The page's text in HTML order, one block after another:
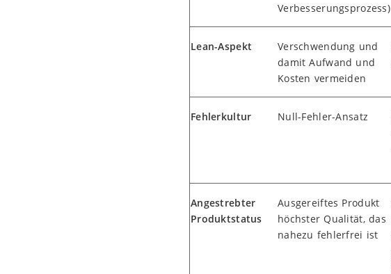
Verbesserungsprozess)
Lean-Aspekt
Verschwendung und
damit Aufwand und
Kosten vermeiden
Fehlerkultur Null-Fehler-Ansatz
Angestrebter
Produktstatus
Ausgereiftes Produkt
höchster Qualität, das
nahezu fehlerfrei ist